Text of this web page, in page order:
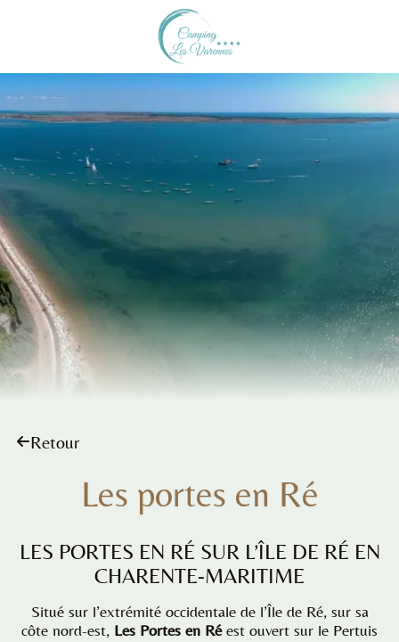
Retour
Les portes en Ré
LES PORTES EN RÉ SUR L’ÎLE DE RÉ EN
CHARENTE-MARITIME
Situé sur l’extrémité occidentale de l’Île de Ré, sur sa
côte nord-est, Les Portes en Réest ouvert sur le Pertuis